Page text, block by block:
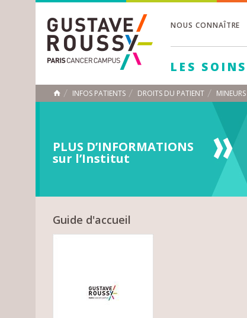
NOUS CONNAÎTRE
LES SOINS
ACCUEIL
INFOS PATIENTS DROITS DU PATIENT
PLUS D’INFORMATIONS
sur l’Institut
Guide d'accueil